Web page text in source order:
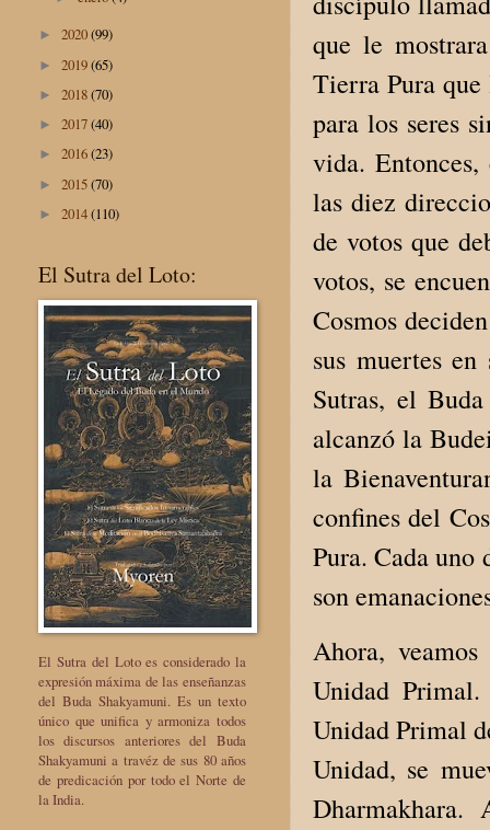
que le
Tierra Pura que
para los seres
vida.
las diez
de votos que
votos, se
Cosmos
sus muertes
Sutras, el
alcanzó la
la
confines del
Pura. Cada uno
son
Ahora,
Unidad
Unidad Primal
Unidad, se
► 2020(99)
► 2019(65)
► 2018(70)
► 2017(40)
► 2016(23)
► 2015(70)
► 2014(110)
El Sutra del Loto:
El Sutra del Loto es considerado la
expresión máxima de las enseñanzas
del Buda Shakyamuni. Es un texto
único que unifica y armoniza todos
los discursos anteriores del Buda
Shakyamuni a travéz de sus 80 años
de predicación por todo el Norte de
la India.